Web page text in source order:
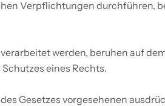
werden, beruhen auf
eines Rechts.
Gesetzes vorgesehenen